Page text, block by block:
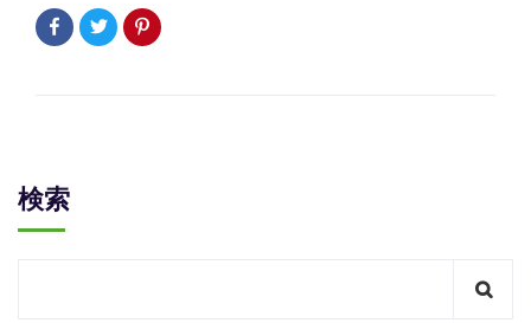
検索